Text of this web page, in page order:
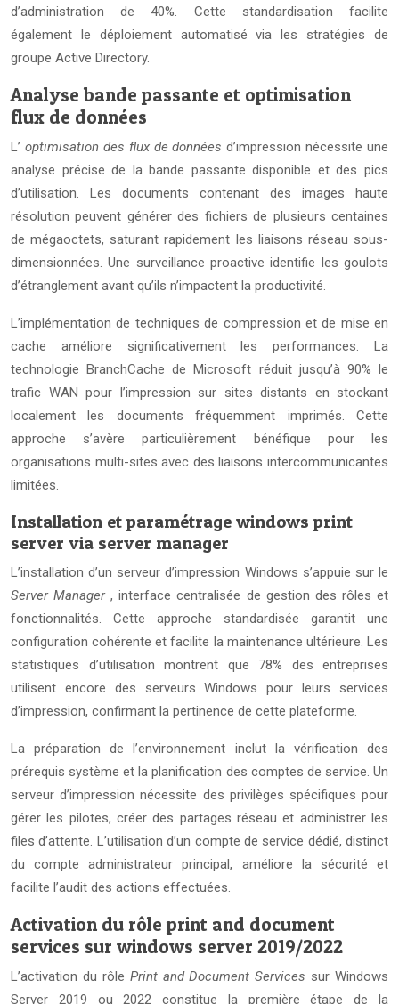
d’administration de 40%. Cette standardisation facilite
également le déploiement automatisé via les stratégies de
groupe Active Directory.
Analyse bande passante et optimisation
flux de données
L’ optimisation des flux de donnéesd’impression nécessite une
analyse précise de la bande passante disponible et des pics
d’utilisation. Les documents contenant des images haute
résolution peuvent générer des fichiers de plusieurs centaines
de mégaoctets, saturant rapidement les liaisons réseau sous-
dimensionnées. Une surveillance proactive identifie les goulots
d’étranglement avant qu’ils n’impactent la productivité.
L’implémentation de techniques de compression et de mise en
cache améliore significativement les performances. La
technologie BranchCache de Microsoft réduit jusqu’à 90% le
trafic WAN pour l’impression sur sites distants en stockant
localement les documents fréquemment imprimés. Cette
approche s’avère particulièrement bénéfique pour les
organisations multi-sites avec des liaisons intercommunicantes
limitées.
Installation et paramétrage windows print
server via server manager
L’installation d’un serveur d’impression Windows s’appuie sur le
Server Manager, interface centralisée de gestion des rôles et
fonctionnalités. Cette approche standardisée garantit une
configuration cohérente et facilite la maintenance ultérieure. Les
statistiques d’utilisation montrent que 78% des entreprises
utilisent encore des serveurs Windows pour leurs services
d’impression, confirmant la pertinence de cette plateforme.
La préparation de l’environnement inclut la vérification des
prérequis système et la planification des comptes de service. Un
serveur d’impression nécessite des privilèges spécifiques pour
gérer les pilotes, créer des partages réseau et administrer les
files d’attente. L’utilisation d’un compte de service dédié, distinct
du compte administrateur principal, améliore la sécurité et
facilite l’audit des actions effectuées.
Activation du rôle print and document
services sur windows server 2019/2022
L’activation du rôle Print and Document Services sur Windows
Server 2019 ou 2022 constitue la première étape de la